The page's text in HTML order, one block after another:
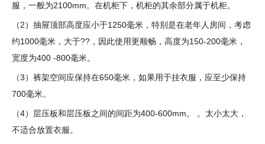
服，一般为2100mm。在机柜下，机柜的其余部分属于机柜。
（2）抽屉顶部高度应小于1250毫米，特别是在老年人房间，考虑
约1000毫米，大于??，因此使用更顺畅，高度为150-200毫米，
宽度为400 -800毫米。
（3）裤架空间应保持在650毫米，如果用于挂衣服，应至少保持
700毫米。
（4）层压板和层压板之间的间距为400-600mm。 。太小太大，
不适合放置衣服。